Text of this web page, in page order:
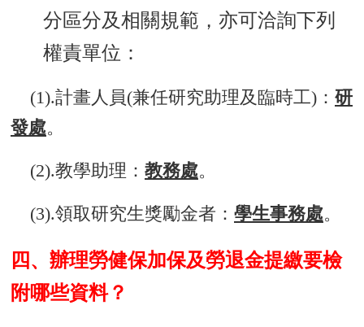
分區分及相關規範，亦可洽詢下列
權責單位：
(1).計畫人員(兼任研究助理及臨時工)： 研
發處。
(2).教學助理： 教務處。
(3).領取研究生獎勵金者： 學生事務處。
四、辦理勞健保加保及勞退金提繳要檢
附哪些資料？